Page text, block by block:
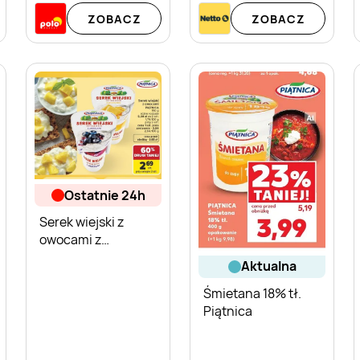
ZOBACZ ZOBACZ
ostatnie 24h
Serek wiejski z
owocami z
aktualna
Śmietana 18% tł.
Piątnica